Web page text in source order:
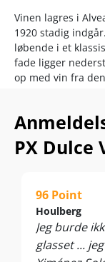
Vinen lagres i
1920 stadig
løbende i et
fade ligger
op med vin fra
Servér den som
frugttærter, is og
smagsoplevelse
PX Dulce
96 Point
Houlberg
Jeg burde
glasset ...